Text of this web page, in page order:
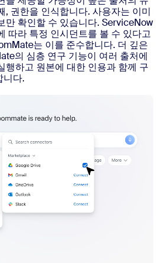
, 권한을 인식합니다. 사용자는 이미
만 확인할 수 있습니다. ServiceNow
따라 특정 인시던트를 볼 수 있다고
는 이를 준수합니다. 더 깊은
의 심층 연구 기능이 여러 출처에
행하고 원본에 대한 인용과 함께 구
니다.